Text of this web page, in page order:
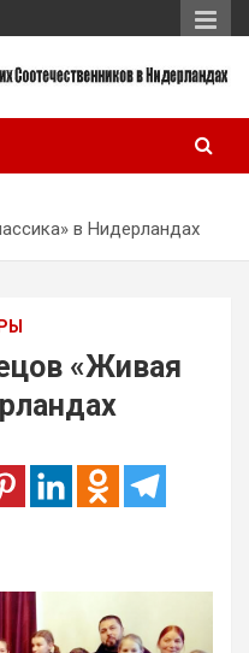
Совет
в
в Нидерландах
«Живая